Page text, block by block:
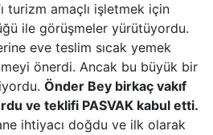
turizm amaçlı işletmek için
ile görüşmeler yürütüyordu.
eve teslim sıcak yemek
önerdi. Ancak bu büyük bir
Önder Bey birkaç vakıf
ve teklifi PASVAK kabul etti.
ihtiyacı doğdu ve ilk olarak